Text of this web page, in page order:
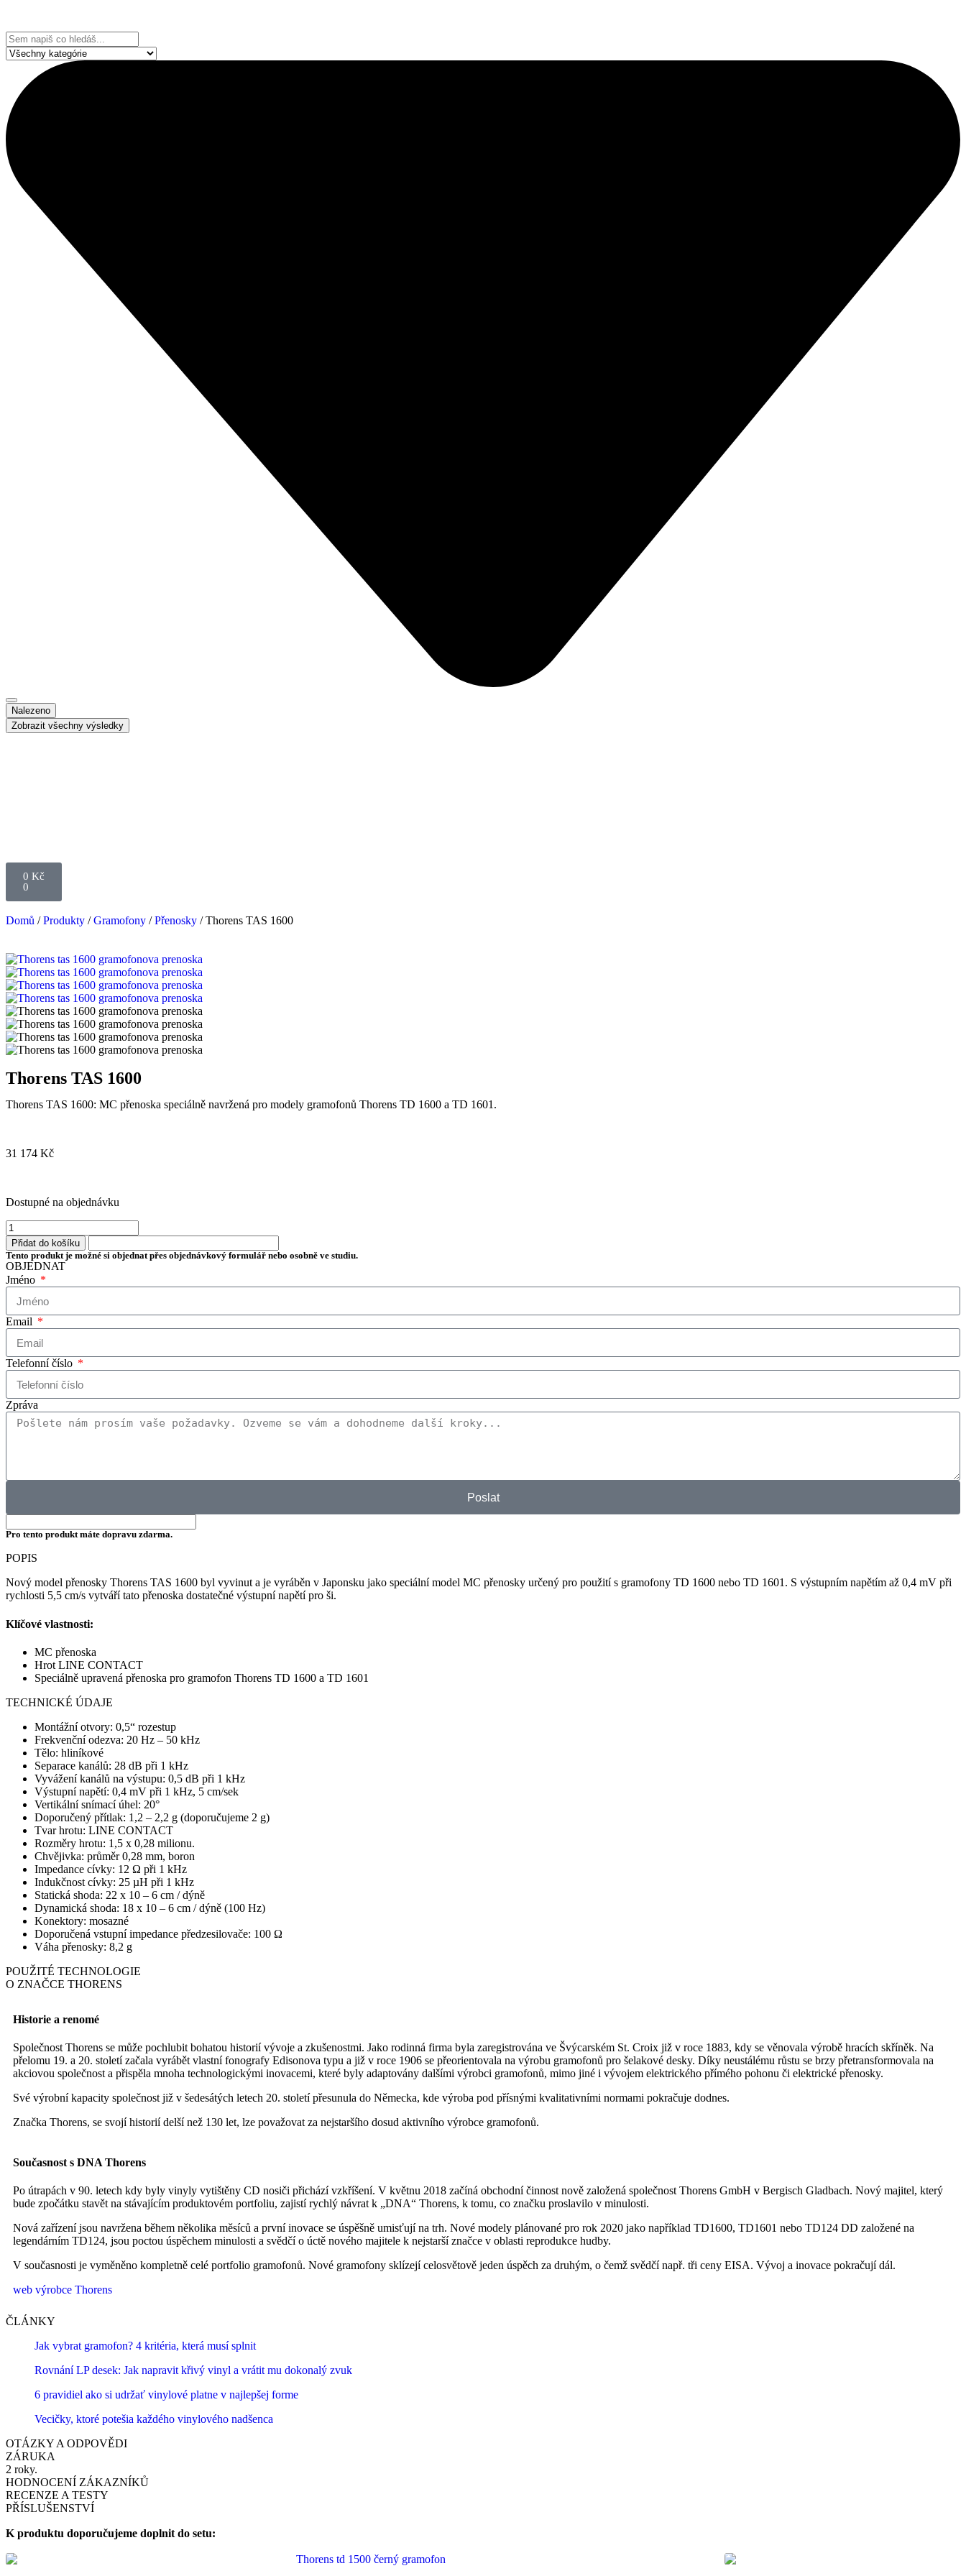
Nalezeno
Zobrazit všechny výsledky
0 Kč
0
Domů /Produkty /Gramofony /Přenosky / Thorens TAS 1600
Thorens TAS 1600
Thorens TAS 1600: MC přenoska speciálně navržená pro modely gramofonů Thorens TD 1600 a TD 1601.
31 174 Kč
Dostupné na objednávku
Přidat do košíku
Tento produkt je možné si objednat přes objednávkový formulář nebo osobně ve studiu.
OBJEDNAT
Jméno
Email
Telefonní číslo
Zpráva
Poslat
Pro tento produkt máte dopravu zdarma.
POPIS
Nový model přenosky Thorens TAS 1600 byl vyvinut a je vyráběn v Japonsku jako speciální model MC přenosky určený pro použití s ​​gramofony TD 1600 nebo TD 1601. S výstupním napětím až 0,4 mV při
rychlosti 5,5 cm/s vytváří tato přenoska dostatečné výstupní napětí pro ši.
Klíčové vlastnosti:
MC přenoska
Hrot LINE CONTACT
Speciálně upravená přenoska pro gramofon Thorens TD 1600 a TD 1601
TECHNICKÉ ÚDAJE
Montážní otvory: 0,5“ rozestup
Frekvenční odezva: 20 Hz – 50 kHz
Tělo: hliníkové
Separace kanálů: 28 dB při 1 kHz
Vyvážení kanálů na výstupu: 0,5 dB při 1 kHz
Výstupní napětí: 0,4 mV při 1 kHz, 5 cm/sek
Vertikální snímací úhel: 20°
Doporučený přítlak: 1,2 – 2,2 g (doporučujeme 2 g)
Tvar hrotu: LINE CONTACT
Rozměry hrotu: 1,5 x 0,28 milionu.
Chvějivka: průměr 0,28 mm, boron
Impedance cívky: 12 Ω při 1 kHz
Indukčnost cívky: 25 µH při 1 kHz
Statická shoda: 22 x 10 – 6 cm / dýně
Dynamická shoda: 18 x 10 – 6 cm / dýně (100 Hz)
Konektory: mosazné
Doporučená vstupní impedance předzesilovače: 100 Ω
Váha přenosky: 8,2 g
POUŽITÉ TECHNOLOGIE
O ZNAČCE THORENS
Historie a renomé
Společnost Thorens se může pochlubit bohatou historií vývoje a zkušenostmi. Jako rodinná firma byla zaregistrována ve Švýcarském St. Croix již v roce 1883, kdy se věnovala výrobě hracích skříněk. Na
přelomu 19. a 20. století začala vyrábět vlastní fonografy Edisonova typu a již v roce 1906 se přeorientovala na výrobu gramofonů pro šelakové desky. Díky neustálému růstu se brzy přetransformovala na
akciovou společnost a přispěla mnoha technologickými inovacemi, které byly adaptovány dalšími výrobci gramofonů, mimo jiné i vývojem elektrického přímého pohonu či elektrické přenosky.
Své výrobní kapacity společnost již v šedesátých letech 20. století přesunula do Německa, kde výroba pod přísnými kvalitativními normami pokračuje dodnes.
Značka Thorens, se svojí historií delší než 130 let, lze považovat za nejstaršího dosud aktivního výrobce gramofonů.
Současnost s DNA Thorens
Po útrapách v 90. letech kdy byly vinyly vytištěny CD nosiči přichází vzkříšení. V květnu 2018 začíná obchodní činnost nově založená společnost Thorens GmbH v Bergisch Gladbach. Nový majitel, který
bude zpočátku stavět na stávajícím produktovém portfoliu, zajistí rychlý návrat k „DNA“ Thorens, k tomu, co značku proslavilo v minulosti.
Nová zařízení jsou navržena během několika měsíců a první inovace se úspěšně umisťují na trh. Nové modely plánované pro rok 2020 jako například TD1600, TD1601 nebo TD124 DD založené na
legendárním TD124, jsou poctou úspěchem minulosti a svědčí o úctě nového majitele k nejstarší značce v oblasti reprodukce hudby.
V současnosti je vyměněno kompletně celé portfolio gramofonů. Nové gramofony sklízejí celosvětově jeden úspěch za druhým, o čemž svědčí např. tři ceny EISA. Vývoj a inovace pokračují dál.
web výrobce Thorens
ČLÁNKY
Jak vybrat gramofon? 4 kritéria, která musí splnit
Rovnání LP desek: Jak napravit křivý vinyl a vrátit mu dokonalý zvuk
6 pravidiel ako si udržať vinylové platne v najlepšej forme
Vecičky, ktoré potešia každého vinylového nadšenca
OTÁZKY A ODPOVĚDI
ZÁRUKA
2 roky.
HODNOCENÍ ZÁKAZNÍKŮ
RECENZE A TESTY
PŘÍSLUŠENSTVÍ
K produktu doporučujeme doplnit do setu: